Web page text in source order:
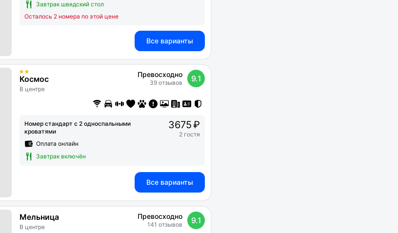
Завтрак шведский стол
Осталось 2 номера по этой цене
Все варианты
Космос
В центре
Превосходно
39 отзывов 9.1
Номер стандарт с 2 односпальными
кроватями
Оплата онлайн
Завтрак включён
3675 ₽
2 гостя
Все варианты
Мельница
В центре
Превосходно
141 отзывов 9.1